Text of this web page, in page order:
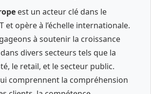
est un acteur clé dans le
et opère à l’échelle internationale.
à soutenir la croissance
divers secteurs tels que la
le retail, et le secteur public.
comprennent la compréhension